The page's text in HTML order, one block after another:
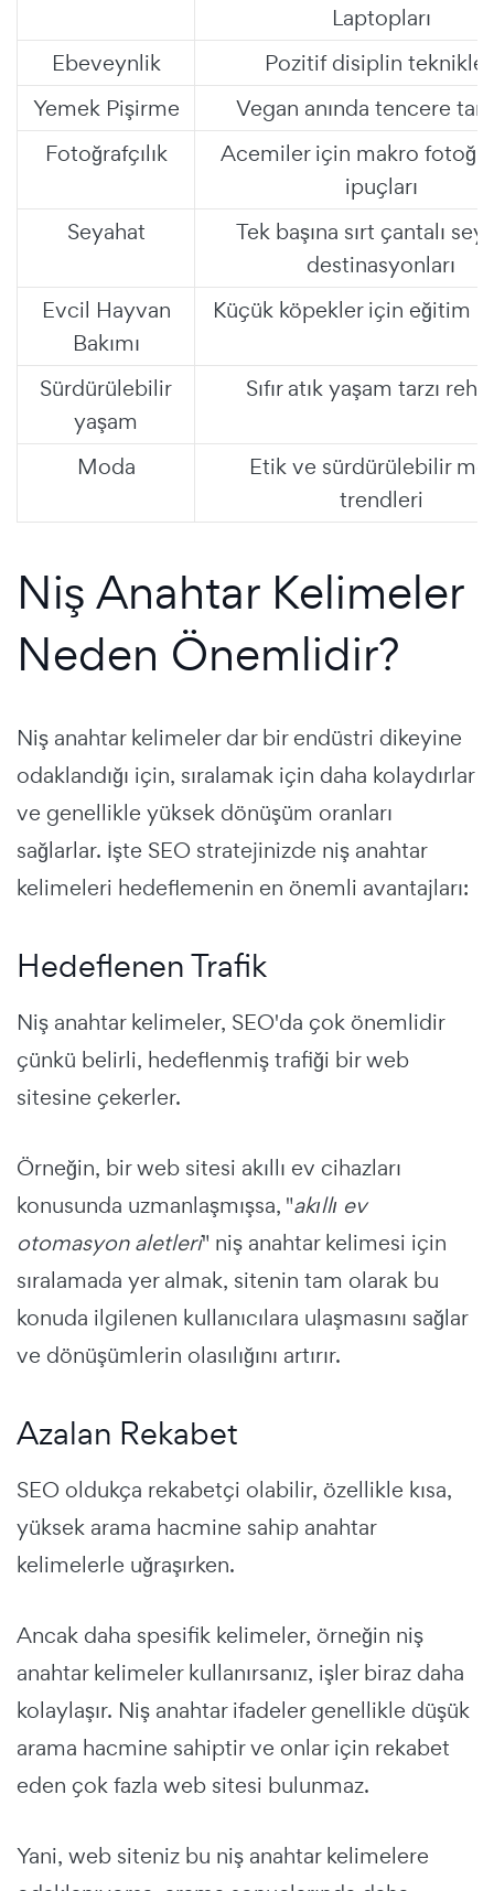
Laptopları
Ebeveynlik
Pozitif disiplin
Yemek Pişirme
Vegan anında tencere
Fotoğrafçılık
Acemiler için makro
ipuçları
Seyahat
Tek başına sırt çantalı
destinasyonları
Evcil Hayvan
Bakımı
Küçük köpekler için eğitim
Sürdürülebilir
yaşam
Sıfır atık yaşam tarzı
Moda
Etik ve sürdürülebilir
trendleri
Niş Anahtar Kelimeler
Neden Önemlidir?
Niş anahtar kelimeler dar bir endüstri dikeyine
odaklandığı için, sıralamak için daha kolaydırlar
ve genellikle yüksek dönüşüm oranları
sağlarlar. İşte SEO stratejinizde niş anahtar
kelimeleri hedeflemenin en önemli avantajları:
Hedeflenen Trafik
Niş anahtar kelimeler, SEO'da çok önemlidir
çünkü belirli, hedeflenmiş trafiği bir web
sitesine çekerler.
Örneğin, bir web sitesi akıllı ev cihazları
konusunda uzmanlaşmışsa, "akıllı ev
otomasyon aletleri" niş anahtar kelimesi için
sıralamada yer almak, sitenin tam olarak bu
konuda ilgilenen kullanıcılara ulaşmasını sağlar
ve dönüşümlerin olasılığını artırır.
Azalan Rekabet
SEO oldukça rekabetçi olabilir, özellikle kısa,
yüksek arama hacmine sahip anahtar
kelimelerle uğraşırken.
Ancak daha spesifik kelimeler, örneğin niş
anahtar kelimeler kullanırsanız, işler biraz daha
kolaylaşır. Niş anahtar ifadeler genellikle düşük
arama hacmine sahiptir ve onlar için rekabet
eden çok fazla web sitesi bulunmaz.
Yani, web siteniz bu niş anahtar kelimelere